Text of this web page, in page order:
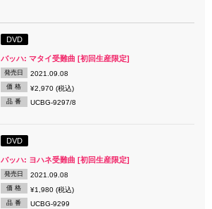
DVD
バッハ: マタイ受難曲 [初回生産限定]
発売日 2021.09.08
価 格 ¥2,970 (税込)
品 番 UCBG-9297/8
DVD
バッハ: ヨハネ受難曲 [初回生産限定]
発売日 2021.09.08
価 格 ¥1,980 (税込)
品 番 UCBG-9299